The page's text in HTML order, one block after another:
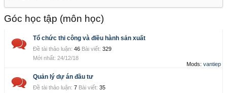
Góc học tập (môn học)
Tổ chức thi công và điều hành sản xuất
Đề tài thảo luận: 46 Bài viết: 329
Mods: vantiep
24/12/18
Quản lý dự án đầu tư
Đề tài thảo luận: 7 Bài viết: 35